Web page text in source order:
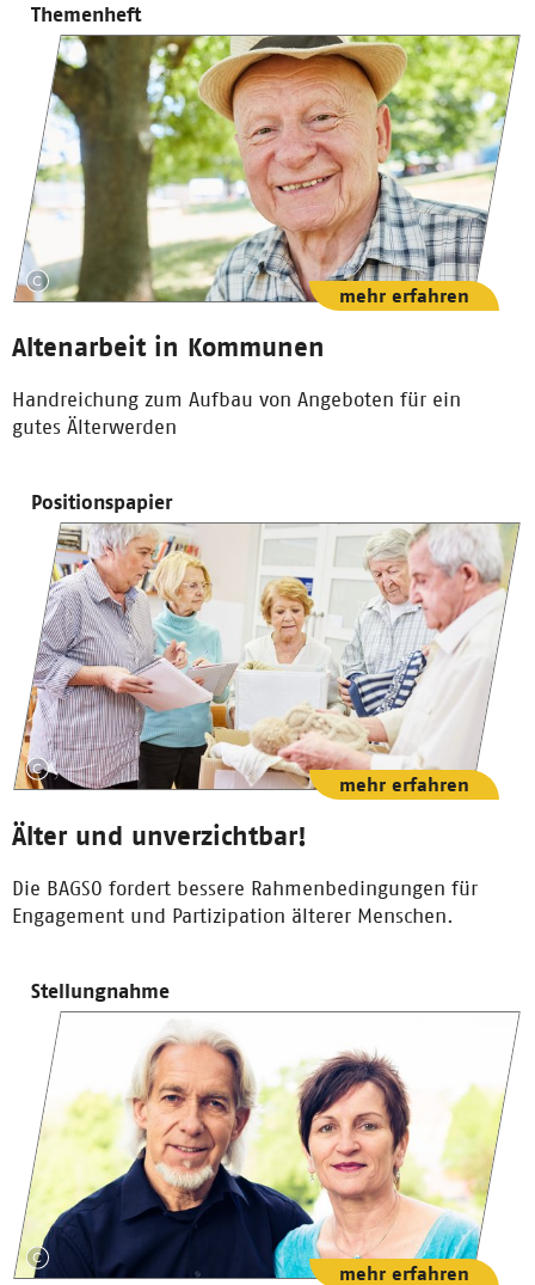
Themenheft
Altenarbeit in Kommunen
Handreichung zum Aufbau von Angeboten für ein
gutes Älterwerden
mehr erfahren
Positionspapier
Älter und unverzichtbar!
Die BAGSO fordert bessere Rahmenbedingungen für
Engagement und Partizipation älterer Menschen.
mehr erfahren
Stellungnahme
mehr erfahren